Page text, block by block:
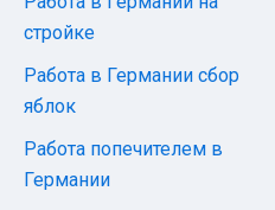
стройке
Работа в Германии сбор
яблок
Работа попечителем в
Германии